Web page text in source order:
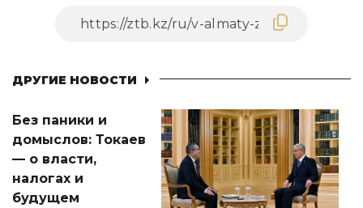
ДРУГИЕ НОВОСТИ
Без паники и
домыслов: Токаев
— о власти,
налогах и
будущем